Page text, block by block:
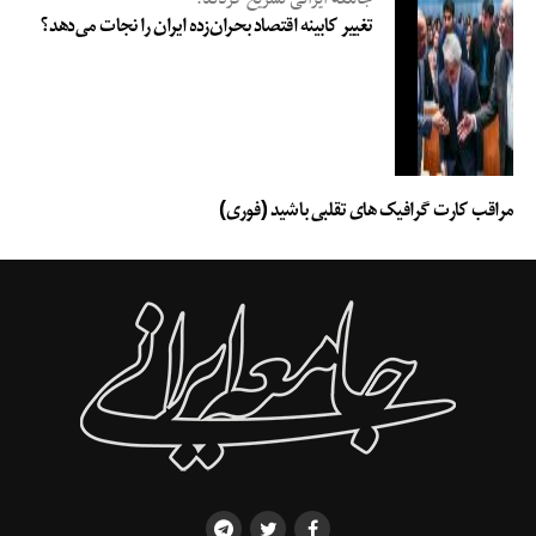
بی‌سابقه‌ای یافت. تأسیس نهاد‌هایی مانند مدیریت حوزه، دفتر تبلیغات اسلامی،
سازمان تبلیغات اسلامی و سازمان فرهنگ و ارتباطات اسلامی، امکان برنامه‌ریزی
منسجم برای تبلیغ دین را فراهم آورد.
تغییر کابینه اقتصاد بحران‌زده ایران را نجات می‌دهد؟
مراقب کارت گرافیک های تقلبی باشید (فوری)